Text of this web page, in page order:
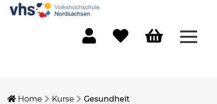
Home Kurse
Gesundheit